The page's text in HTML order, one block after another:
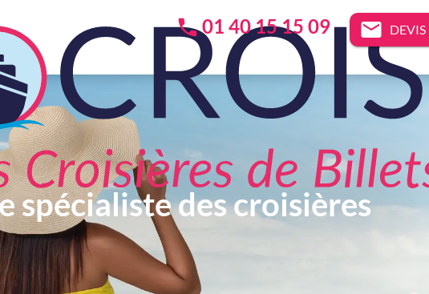
01 40 15 15 09 DEVIS
spécialiste des croisières